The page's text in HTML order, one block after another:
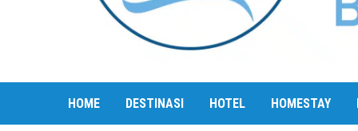
HOME DESTINASI HOTEL HOMESTAY